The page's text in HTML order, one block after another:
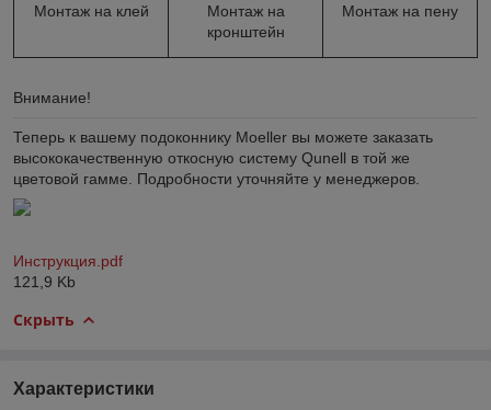
Монтаж на клей
Монтаж на
кронштейн
Монтаж на пену
Внимание!
Теперь к вашему подоконнику Moeller вы можете заказать
высококачественную откосную систему Qunell в той же
цветовой гамме. Подробности уточняйте у менеджеров.
Инструкция.pdf
121,9 Kb
Скрыть
Характеристики